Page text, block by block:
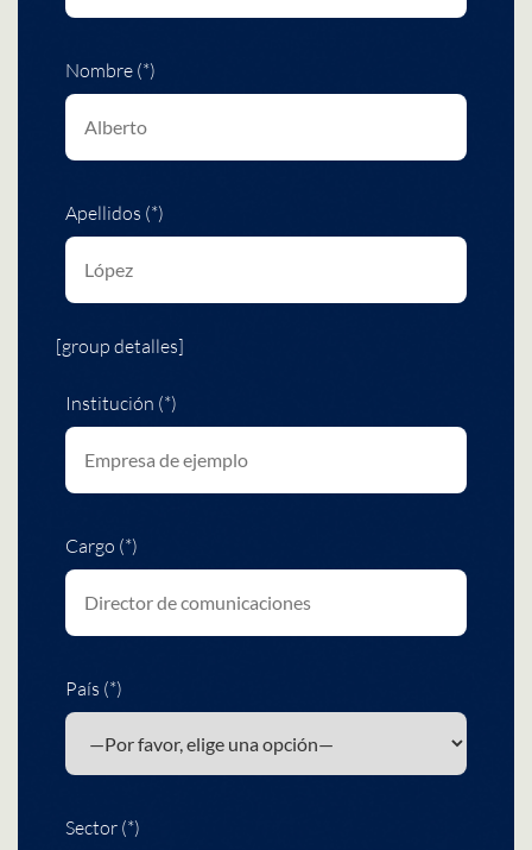
Nombre (*)
Apellidos (*)
[group detalles]
Institución (*)
Cargo (*)
País (*)
Sector (*)